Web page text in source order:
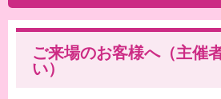
ご来場のお客様へ（主催
い）